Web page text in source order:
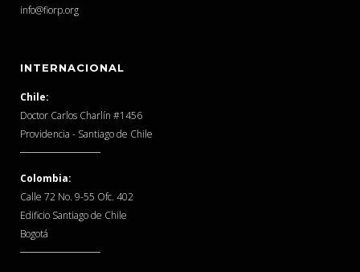
info@fiorp.org
INTERNACIONAL
Chile:
Doctor Carlos Charlín #1456
Providencia - Santiago de Chile
Colombia:
Calle 72 No. 9-55 Ofc. 402
Edificio Santiago de Chile
Bogotá